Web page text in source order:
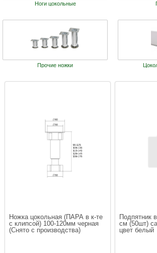
Ноги цокольные
Прочие ножки
Ножка цокольная (ПАРА в к-те
с клипсой) 100-120мм черная
(Снято с производства)
Подпятник
cм (50шт)
цвет белый